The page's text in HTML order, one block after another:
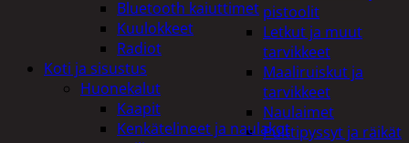
pistoolit
Letkut ja muut
tarvikkeet
Maaliruiskut ja
tarvikkeet
Naulaimet
Pulttipyssyt ja räikät
Bluetooth kaiuttimet
Kuulokkeet
Radiot
Koti ja sisustus
Huonekalut
Kaapit
Kenkätelineet ja naulakot